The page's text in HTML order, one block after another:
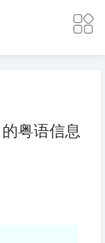
粤语信息